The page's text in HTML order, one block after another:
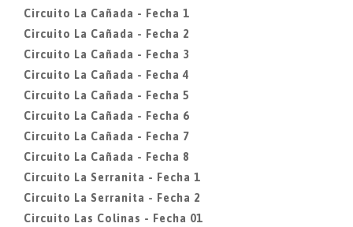
Circuito La Cañada - Fecha 1
Circuito La Cañada - Fecha 2
Circuito La Cañada - Fecha 3
Circuito La Cañada - Fecha 4
Circuito La Cañada - Fecha 5
Circuito La Cañada - Fecha 6
Circuito La Cañada - Fecha 7
Circuito La Cañada - Fecha 8
Circuito La Serranita - Fecha 1
Circuito La Serranita - Fecha 2
Circuito Las Colinas - Fecha 01